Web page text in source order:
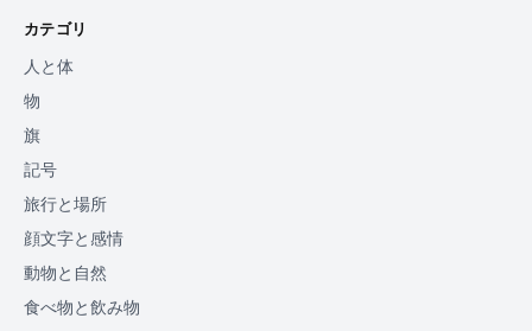
カテゴリ
人と体
物
旗
記号
旅行と場所
顔文字と感情
動物と自然
食べ物と飲み物